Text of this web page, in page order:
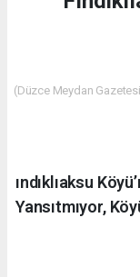
(Düzce Meydan
ındıklıaksu
Yansıtmıyor,